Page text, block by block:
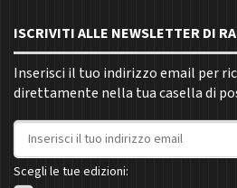
ISCRIVITI ALLE NEWSLETTER DI
Inserisci il tuo indirizzo email per
direttamente nella tua casella di
Indirizzo email
Scegli le tue edizioni: